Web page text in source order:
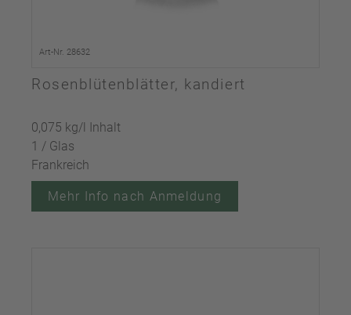
Art-Nr. 28632
Rosenblütenblätter, kandiert
0,075 kg/l Inhalt
1 / Glas
Frankreich
Mehr Info nach Anmeldung